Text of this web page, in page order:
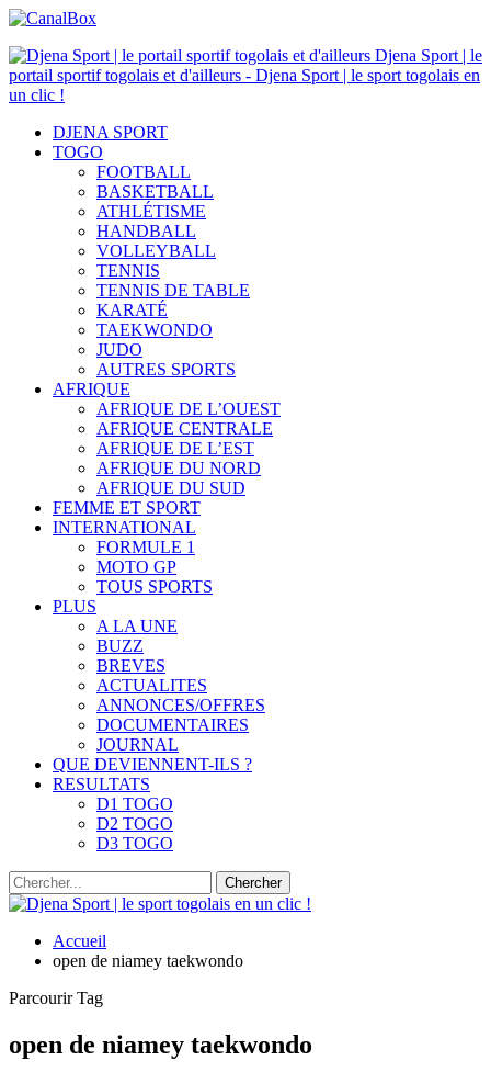
Djena Sport | le
portail sportif togolais et d'ailleurs - Djena Sport | le sport togolais en
un clic !
DJENA SPORT
TOGO
FOOTBALL
BASKETBALL
ATHLÉTISME
HANDBALL
VOLLEYBALL
TENNIS
TENNIS DE TABLE
KARATÉ
TAEKWONDO
JUDO
AUTRES SPORTS
AFRIQUE
AFRIQUE DE L’OUEST
AFRIQUE CENTRALE
AFRIQUE DE L’EST
AFRIQUE DU NORD
AFRIQUE DU SUD
FEMME ET SPORT
INTERNATIONAL
FORMULE 1
MOTO GP
TOUS SPORTS
PLUS
A LA UNE
BUZZ
BREVES
ACTUALITES
ANNONCES/OFFRES
DOCUMENTAIRES
JOURNAL
QUE DEVIENNENT-ILS ?
RESULTATS
D1 TOGO
D2 TOGO
D3 TOGO
Accueil
open de niamey taekwondo
Parcourir Tag
open de niamey taekwondo